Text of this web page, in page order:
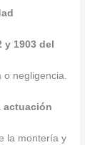
y 1903 del
o negligencia.
actuación
la montería y